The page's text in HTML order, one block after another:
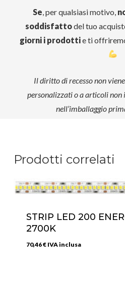
Se , per qualsiasi motivo,
soddisfattodel tuo
giorni i prodottie ti
Il diritto di recesso non
personalizzati o a articoli non
nell’imballaggio
Prodotti correlati
STRIP LED 200
2700K
70,46€ IVA inclusa